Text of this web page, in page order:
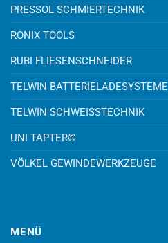
PRESSOL SCHMIERTECHNIK
RONIX TOOLS
RUBI FLIESENSCHNEIDER
TELWIN BATTERIELADESYSTEME
TELWIN SCHWEISSTECHNIK
UNI TAPTER®
VÖLKEL GEWINDEWERKZEUGE
MENÜ